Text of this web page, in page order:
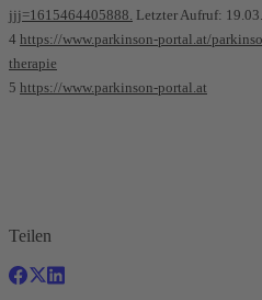
jjj=1615464405888. Letzter Aufruf:
4 https://www.parkinson-portal.at/
therapie
5 https://www.parkinson-portal.at
Teilen